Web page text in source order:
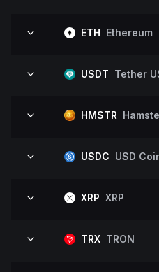
ETH Ethereum
USDT Tether
HMSTR
USDC USD
XRP XRP
TRX TRON